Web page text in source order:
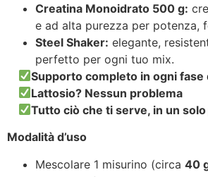
Creatina Monoidrato 500 g:
e ad alta purezza per potenza,
Steel Shaker: elegante,
perfetto per ogni tuo mix.
Supporto completo in ogni
Lattosio? Nessun problema
Tutto ciò che ti serve, in un
Modalità d’uso
Mescolare 1 misurino (circa 40